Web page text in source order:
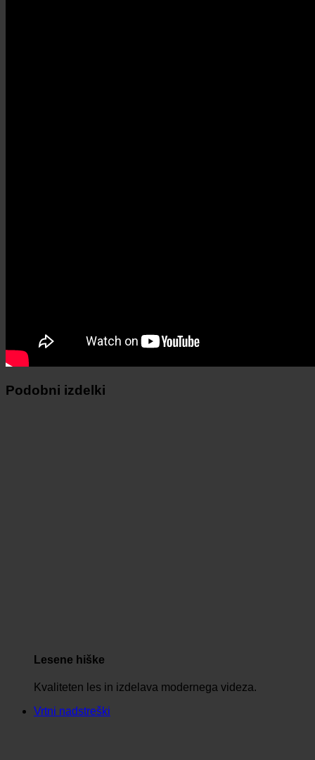
Lesene hiške
Kvaliteten les in izdelava modernega videza.
Vrtni nadstreški
Podobni izdelki